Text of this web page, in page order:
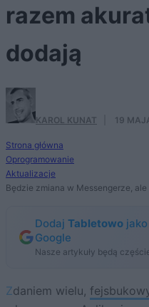
razem
dodają
KAROL KUNAT 19
Strona główna
Oprogramowanie
Aktualizacje
Będzie zmiana w Messengerze,
Dodaj Tabletowo
Google
Nasze artykuły będą
Zdaniem wielu,